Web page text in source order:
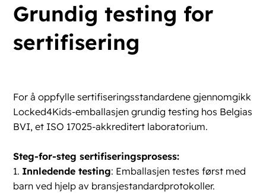
Grundig testing for
sertifisering
For å oppfylle sertifiseringsstandardene gjennomgikk
Locked4Kids-emballasjen grundig testing hos Belgias
BVI, et ISO 17025-akkreditert laboratorium.
Steg-for-steg sertifiseringsprosess:
1. Innledende testing: Emballasjen testes først med
barn ved hjelp av bransjestandardprotokoller.